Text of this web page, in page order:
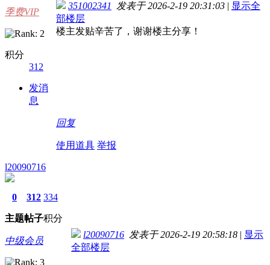
季费VIP
积分
312
发消
息
351002341 发表于 2026-2-19 20:31:03 | 显示全
部楼层
楼主发贴辛苦了，谢谢楼主分享！
回复
使用道具 举报
l20090716
0
主题
312
帖子
334
积分
中级会员
l20090716 发表于 2026-2-19 20:58:18 | 显示
全部楼层